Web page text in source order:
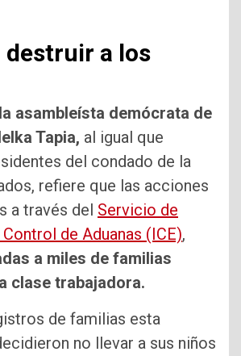
destruir a los
la asambleísta demócrata de
Tapia, al igual que
del condado de la
refiere que las acciones
a través del Servicio de
de Aduanas (ICE),
a miles de familias
clase trabajadora.
de familias esta
no llevar a sus niños